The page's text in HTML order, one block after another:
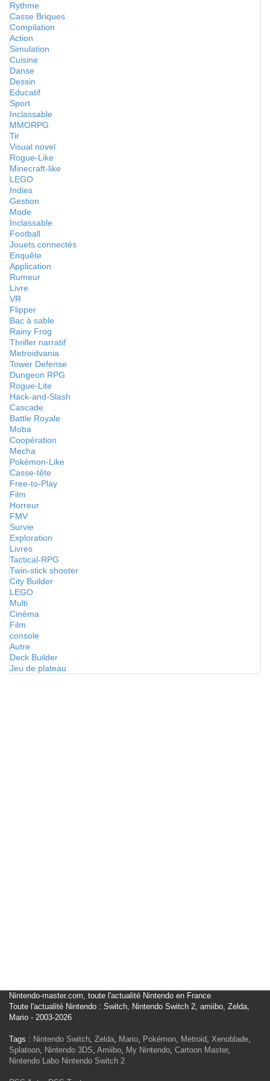
Rythme
Casse Briques
Compilation
Action
Simulation
Cuisine
Danse
Dessin
Educatif
Sport
Inclassable
MMORPG
Tir
Visual novel
Rogue-Like
Minecraft-like
LEGO
Indies
Gestion
Mode
Inclassable
Football
Jouets connectés
Enquête
Application
Rumeur
Livre
VR
Flipper
Bac à sable
Rainy Frog
Thriller narratif
Metroidvania
Tower Defense
Dungeon RPG
Rogue-Lite
Hack-and-Slash
Cascade
Battle Royale
Moba
Coopération
Mecha
Pokémon-Like
Casse-tête
Free-to-Play
Film
Horreur
FMV
Survie
Exploration
Livres
Tactical-RPG
Twin-stick shooter
City Builder
LEGO
Multi
Cinéma
Film
console
Autre
Deck Builder
Jeu de plateau
Nintendo-master.com, toute l'actualité Nintendo en France
Toute l'actualité Nintendo : Switch, Nintendo Switch 2, amiibo, Zelda,
Mario - 2003-2026
Tags : Nintendo Switch, Zelda, Mario, Pokémon, Metroid, Xenoblade,
Splatoon, Nintendo 3DS, Amiibo, My Nintendo, Cartoon Master,
Nintendo Labo Nintendo Switch 2